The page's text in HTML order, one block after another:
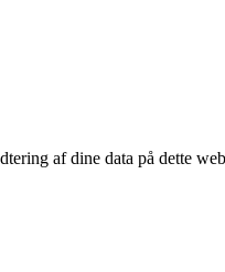
af dine data på dette